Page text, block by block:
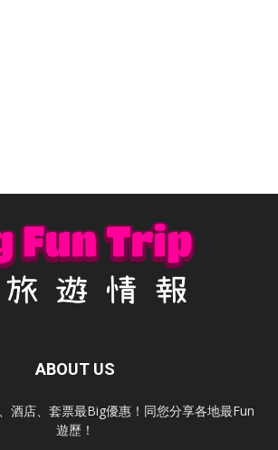
ABOUT US
酒店、套票最Big優惠！同您分享各地最Fun
遊歷！